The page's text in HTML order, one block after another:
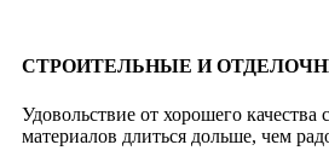
СТРОИТЕЛЬНЫЕ И
Удовольствие от хорошего качества
материалов длиться дольше, чем